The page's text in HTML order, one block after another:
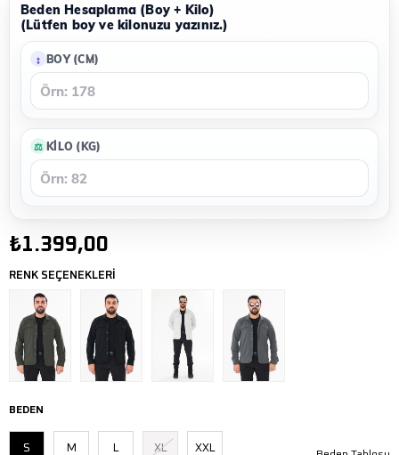
Beden Hesaplama (Boy + Kilo)
(Lütfen boy ve kilonuzu yazınız.)
BOY (CM)
KILO (KG)
₺1.399,00
RENK SEÇENEKLERİ
BEDEN
S M L XL XXL